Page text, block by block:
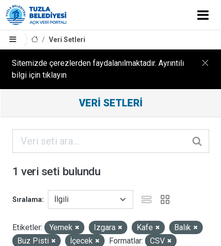
Veri Setleri
Sitemizde çerezlerden faydalanılmaktadır. Ayrıntılı
bilgi için tıklayın
Sonuçları
ORGANIZASYONLAR
KATEGORILER
ETIKETLER
LISANSLAR
VERI SETLERI
1 veri seti bulundu
Sıralama
Etiketler: Yemek Izgara Kafe
Balık
Buz Pisti
İçecek Formatlar:
CSV